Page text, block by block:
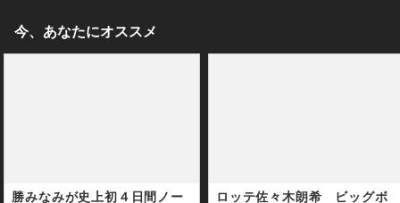
今、あなたにオススメ
勝みなみが史上初４日間ノー
ロッテ佐々木朗希 ビッグボ